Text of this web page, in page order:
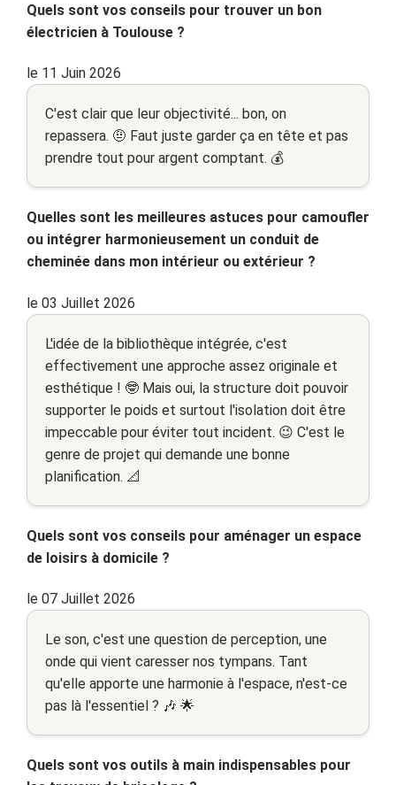
Quels sont vos conseils pour trouver un bon
électricien à Toulouse ?
le 11 Juin 2026
C'est clair que leur objectivité... bon, on
repassera. 🤨 Faut juste garder ça en tête et pas
prendre tout pour argent comptant. 💰
Quelles sont les meilleures astuces pour camoufler
ou intégrer harmonieusement un conduit de
cheminée dans mon intérieur ou extérieur ?
le 03 Juillet 2026
L'idée de la bibliothèque intégrée, c'est
effectivement une approche assez originale et
esthétique ! 🤓 Mais oui, la structure doit pouvoir
supporter le poids et surtout l'isolation doit être
impeccable pour éviter tout incident. 😉 C'est le
genre de projet qui demande une bonne
planification. 📐
Quels sont vos conseils pour aménager un espace
de loisirs à domicile ?
le 07 Juillet 2026
Le son, c'est une question de perception, une
onde qui vient caresser nos tympans. Tant
qu'elle apporte une harmonie à l'espace, n'est-ce
pas là l'essentiel ? 🎶 🌟
Quels sont vos outils à main indispensables pour